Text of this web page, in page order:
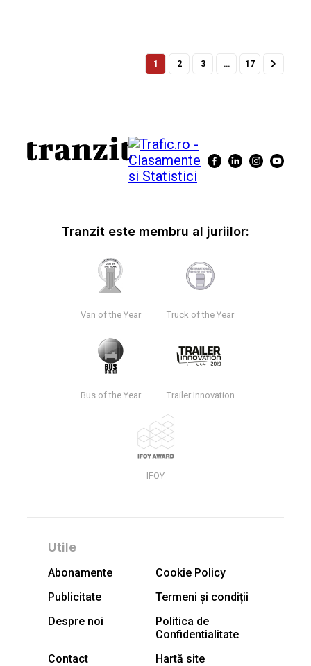
1 2 3 … 17
Tranzit este membru al juriilor:
Van of the Year Truck of the Year
Bus of the Year Trailer Innovation
IFOY
Utile
Abonamente
Cookie Policy
Publicitate
Termeni și condiții
Despre noi
Politica de
Confidentialitate
Contact
Hartă site